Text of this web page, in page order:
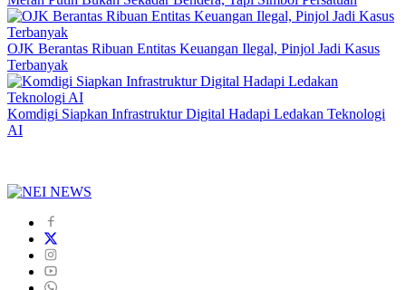
OJK Berantas Ribuan Entitas Keuangan Ilegal, Pinjol Jadi Kasus
Terbanyak
Komdigi Siapkan Infrastruktur Digital Hadapi Ledakan Teknologi
AI